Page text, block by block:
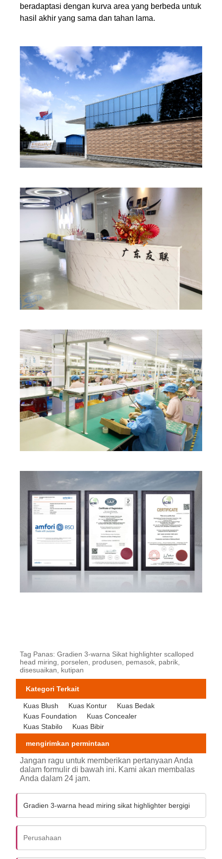
beradaptasi dengan kurva area yang berbeda untuk
hasil akhir yang sama dan tahan lama.
Tag Panas: Gradien 3-warna Sikat highlighter scalloped
head miring, porselen, produsen, pemasok, pabrik,
disesuaikan, kutipan
Kategori Terkait
Kuas Blush Kuas Kontur
Kuas Bedak
Kuas Foundation
Kuas Concealer
Kuas Stabilo
Kuas Bibir
mengirimkan permintaan
Jangan ragu untuk memberikan pertanyaan Anda
dalam formulir di bawah ini. Kami akan membalas
Anda dalam 24 jam.